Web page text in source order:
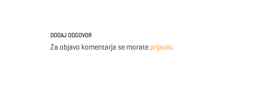
DODAJ ODGOVOR
Za objavo komentarja se morate prijaviti.